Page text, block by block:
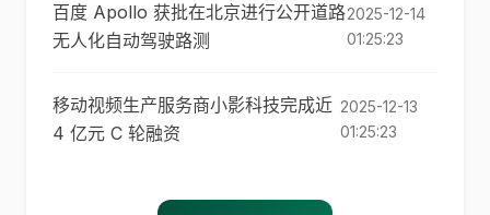
百度 Apollo 获批在北京进行公开道路
无人化自动驾驶路测
2025-12-14
01:25:23
移动视频生产服务商小影科技完成近
4 亿元 C 轮融资
2025-12-13
01:25:23